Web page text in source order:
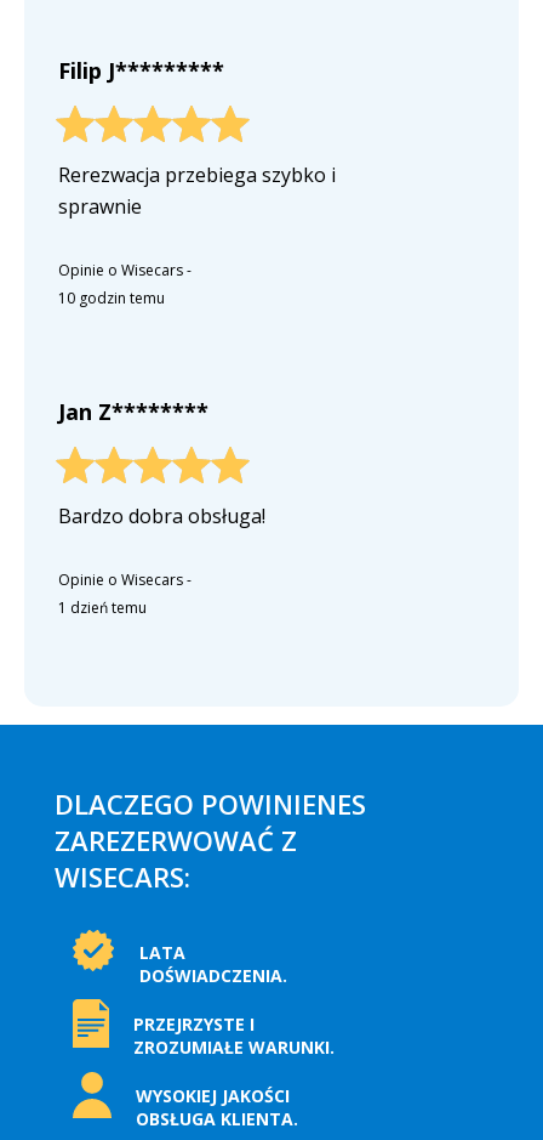
Filip J*********
Rerezwacja przebiega szybko i
sprawnie
Opinie o Wisecars-
10 godzin temu
Jan Z********
Bardzo dobra obsługa!
Opinie o Wisecars-
1 dzień temu
DLACZEGO POWINIENES
ZAREZERWOWAĆ Z
WISECARS:
LATA
DOŚWIADCZENIA.
PRZEJRZYSTE I
ZROZUMIAŁE WARUNKI.
WYSOKIEJ JAKOŚCI
OBSŁUGA KLIENTA.